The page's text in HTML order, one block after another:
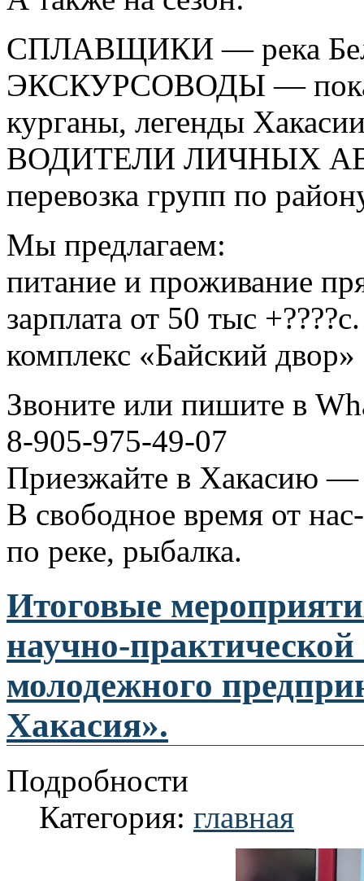
СПЛАВЩИКИ — река
ЭКСКУРСОВОДЫ —
курганы, легенды
ВОДИТЕЛИ ЛИЧНЫХ
перевозка групп по
Мы предлагаем:
питание и проживание
зарплата от 50 тыс
комплекс «Байский
Звоните или пишите в
8-905-975-49-07
Приезжайте в Хакасию
В свободное время от
по реке, рыбалка.
Итоговые
научно-
молодежного
Хакасия».
Подробности
Категория: главная